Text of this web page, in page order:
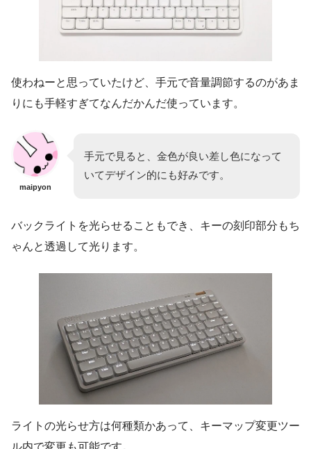
使わねーと思っていたけど、手元で音量調節するのがあま
りにも手軽すぎてなんだかんだ使っています。
maipyon
手元で見ると、金色が良い差し色になって
いてデザイン的にも好みです。
バックライトを光らせることもでき、キーの刻印部分もち
ゃんと透過して光ります。
ライトの光らせ方は何種類かあって、キーマップ変更ツー
ル内で変更も可能です。